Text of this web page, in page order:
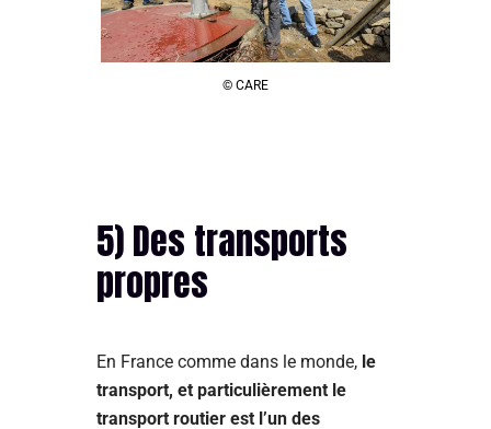
© CARE
5) Des transports
propres
En France comme dans le monde, le
transport, et particulièrement le
transport routier est l’un des